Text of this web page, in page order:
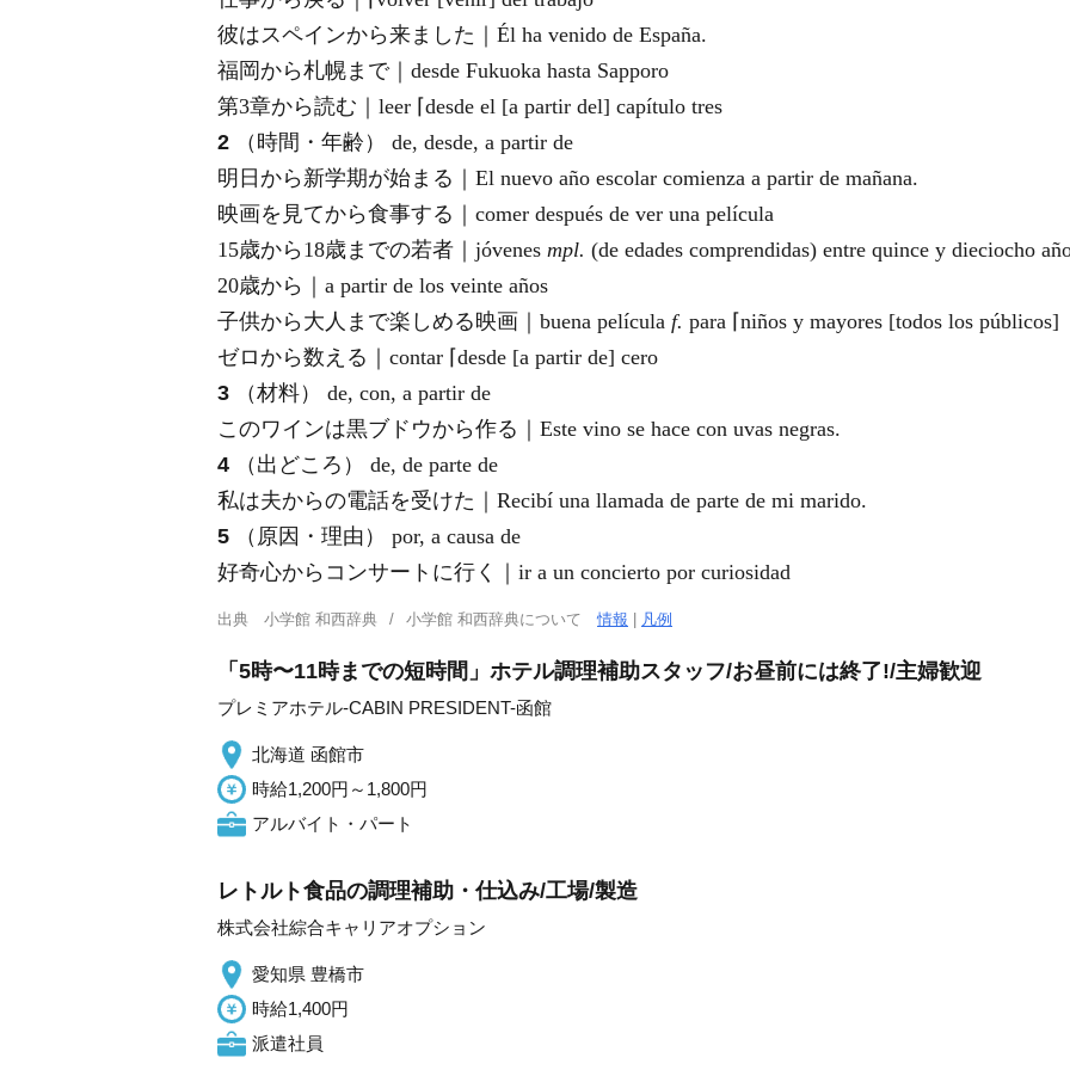
彼はスペインから来ました｜Él ha venido de España.
福岡から札幌まで｜desde Fukuoka hasta Sapporo
第3章から読む｜leer ⌈desde el [a partir del] capítulo tres
2 （時間・年齢） de, desde, a partir de
明日から新学期が始まる｜El nuevo año escolar comienza a partir de mañana.
映画を見てから食事する｜comer después de ver una película
15歳から18歳までの若者｜jóvenes mpl. (de edades comprendidas) entre quince y dieciocho
20歳から｜a partir de los veinte años
子供から大人まで楽しめる映画｜buena película f. para ⌈niños y mayores [todos los públicos]
ゼロから数える｜contar ⌈desde [a partir de] cero
3 （材料） de, con, a partir de
このワインは黒ブドウから作る｜Este vino se hace con uvas negras.
4 （出どころ） de, de parte de
私は夫からの電話を受けた｜Recibí una llamada de parte de mi marido.
5 （原因・理由） por, a causa de
好奇心からコンサートに行く｜ir a un concierto por curiosidad
出典 小学館 和西辞典 小学館 和西辞典について情報 凡例
「5時〜11時までの短時間」ホテル調理補助スタッフ/お昼前には終了!/主婦歓迎
プレミアホテル-CABIN PRESIDENT-函館
北海道 函館市
時給1,200円～1,800円
アルバイト・パート
レトルト食品の調理補助・仕込み/工場/製造
株式会社綜合キャリアオプション
愛知県 豊橋市
時給1,400円
派遣社員